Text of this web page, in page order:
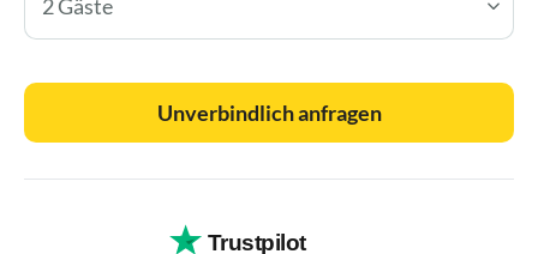
2 Gäste
Unverbindlich anfragen